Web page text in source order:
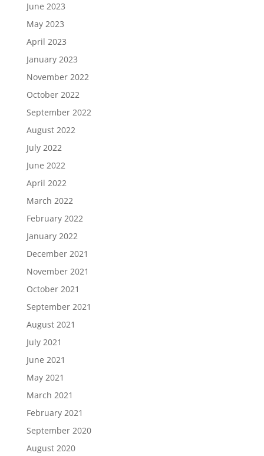
June 2023
May 2023
April 2023
January 2023
November 2022
October 2022
September 2022
August 2022
July 2022
June 2022
April 2022
March 2022
February 2022
January 2022
December 2021
November 2021
October 2021
September 2021
August 2021
July 2021
June 2021
May 2021
March 2021
February 2021
September 2020
August 2020